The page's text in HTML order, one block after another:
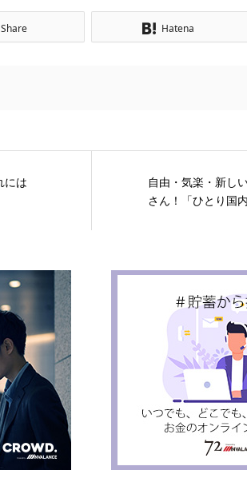
Share Hatena
には
自由・気楽・新し
さん！「ひとり国